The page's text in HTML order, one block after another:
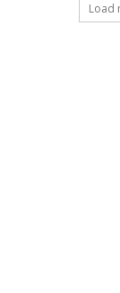
Load